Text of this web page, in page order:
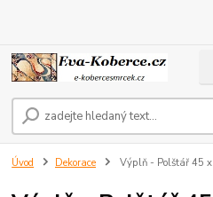
Úvod Dekorace Výplň - Polštář 45